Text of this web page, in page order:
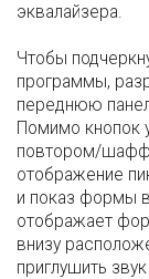
эквалайзера.
Чтобы
программы,
переднюю
Помимо кнопок
повтором/
отображение
и показ формы
отображает
внизу
приглушить